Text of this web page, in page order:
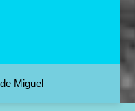
Miguel